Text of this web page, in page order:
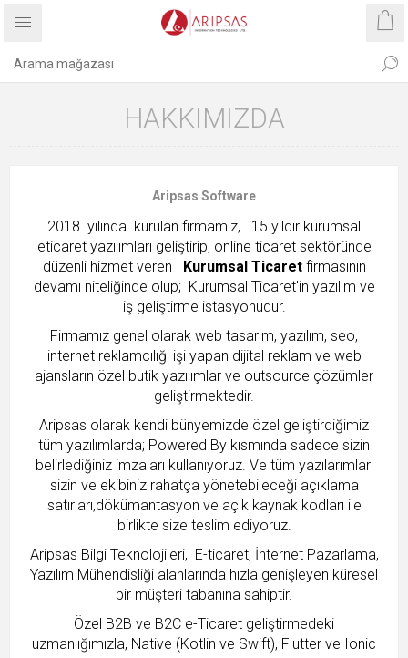
HAKKIMIZDA
Aripsas Software
2018 yılında kurulan firmamız, 15 yıldır kurumsal
eticaret yazılımları geliştirip, online ticaret sektöründe
düzenli hizmet veren Kurumsal Ticaretfirmasının
devamı niteliğinde olup; Kurumsal Ticaret'in yazılım ve
iş geliştirme istasyonudur.
Firmamız genel olarak web tasarım, yazılım, seo,
internet reklamcılığı işi yapan dijital reklam ve web
ajansların özel butik yazılımlar ve outsource çözümler
geliştirmektedir.
Aripsas olarak kendi bünyemizde özel geliştirdiğimiz
tüm yazılımlarda; Powered By kısmında sadece sizin
belirlediğiniz imzaları kullanıyoruz. Ve tüm yazılarımları
sizin ve ekibiniz rahatça yönetebileceği açıklama
satırları,dökümantasyon ve açık kaynak kodları ile
birlikte size teslim ediyoruz.
Aripsas Bilgi Teknolojileri, E-ticaret, İnternet Pazarlama,
Yazılım Mühendisliği alanlarında hızla genişleyen küresel
bir müşteri tabanına sahiptir.
Özel B2B ve B2C e-Ticaret geliştirmedeki
uzmanlığımızla, Native (Kotlin ve Swift), Flutter ve Ionic